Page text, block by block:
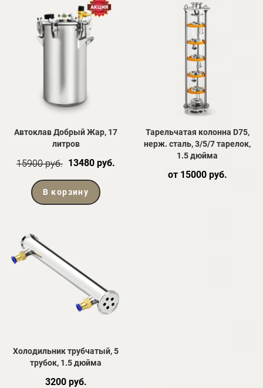
Автоклав Добрый Жар, 17
литров
15900 руб. 13480 руб.
В корзину
Тарельчатая колонна D75,
нерж. сталь, 3/5/7 тарелок,
1.5 дюйма
от 15000 руб.
Холодильник трубчатый, 5
трубок, 1.5 дюйма
3200 руб.